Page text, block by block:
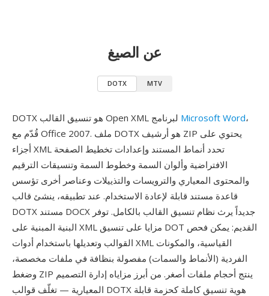
عن الصيغ
DOTX MTV
Microsoft Word،
قُدّم مع Office 2007. ملف DOTX هو أرشيف ZIP يحتوي على
أجزاء XML تحدد أنماط المستند وإعدادات تخطيط الصفحة
الافتراضية وألوان السمة وخطوط السمة وتنسيقات الترقيم
والمحتوى المعياري والترويسات والتذييلات وعناصر أخرى تؤسس
قاعدة مستند قابلة لإعادة الاستخدام. عند تطبيقه، ينشئ قالب
DOTX مستند DOCX جديداً يرث نظام تنسيق القالب بالكامل. توفر
البنية المبنية على XML مزايا على تنسيق DOT القديم: يمكن فحص
القوالب وتعديلها باستخدام أدوات XML القياسية، والمكونات
الفردية (الأنماط والسمات) مفصولة بنظافة في ملفات مخصصة،
وضغط ZIP ينتج أحجام ملفات أصغر. من أبرز مزاياه إدارة التصميم
المعيارية — تغلّف قوالب DOTX هوية تنسيق كاملة كحزمة قابلة